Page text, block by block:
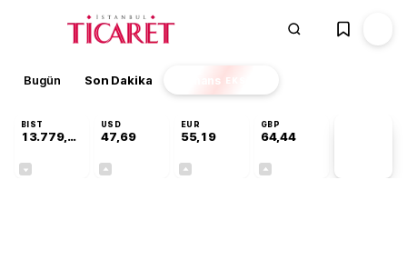
Bugün Son Dakika Finans EKSTRA
BIST
13.779,39
USD
47,69
EUR
55,19
GBP
64,44